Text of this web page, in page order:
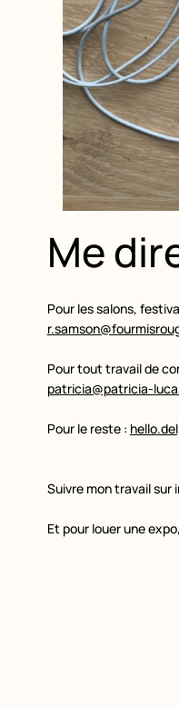
Me
Pour les salons,
Pour tout travail de
patricia@patricia-
Pour le reste :
Suivre mon travail sur
Et pour louer une